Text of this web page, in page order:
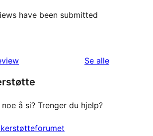
have been submitted
Se alleomtalene
å si? Trenger du hjelp?